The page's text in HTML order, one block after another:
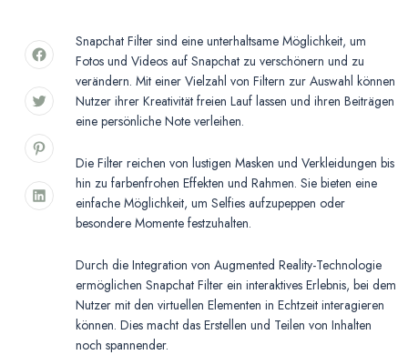
Snapchat Filter sind eine unterhaltsame Möglichkeit, um
Fotos und Videos auf Snapchat zu verschönern und zu
verändern. Mit einer Vielzahl von Filtern zur Auswahl können
Nutzer ihrer Kreativität freien Lauf lassen und ihren Beiträgen
eine persönliche Note verleihen.
Die Filter reichen von lustigen Masken und Verkleidungen bis
hin zu farbenfrohen Effekten und Rahmen. Sie bieten eine
einfache Möglichkeit, um Selfies aufzupeppen oder
besondere Momente festzuhalten.
Durch die Integration von Augmented Reality-Technologie
ermöglichen Snapchat Filter ein interaktives Erlebnis, bei dem
Nutzer mit den virtuellen Elementen in Echtzeit interagieren
können. Dies macht das Erstellen und Teilen von Inhalten
noch spannender.